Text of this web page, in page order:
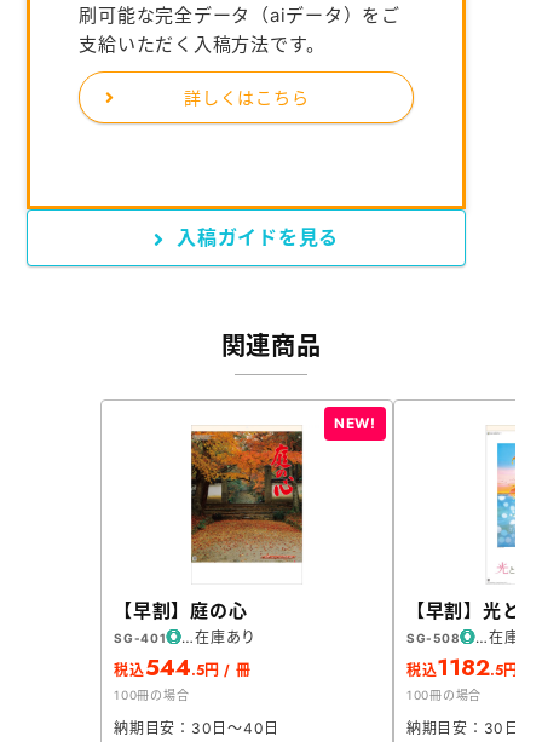
刷可能な完全データ（aiデータ）をご
支給いただく入稿方法です。
詳しくはこちら
入稿ガイドを見る
関連商品
【早割】庭の心
SG-401
在庫あり
税込544.5円 / 冊
100冊の場合
納期目安：30日～40日
【早割】光と
SG-508
在庫あ
税込1182.5円 /
100冊の場合
納期目安：30日～